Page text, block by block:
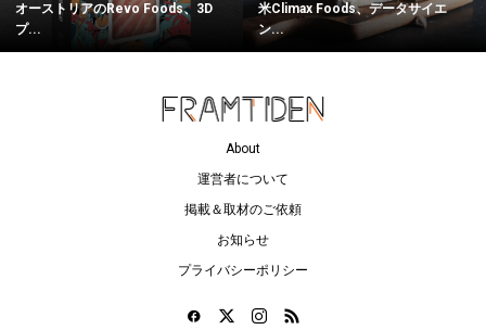
オーストリアのRevo Foods、3D
プ...
米Climax Foods、データサイエ
ン...
About
運営者について
掲載＆取材のご依頼
お知らせ
プライバシーポリシー